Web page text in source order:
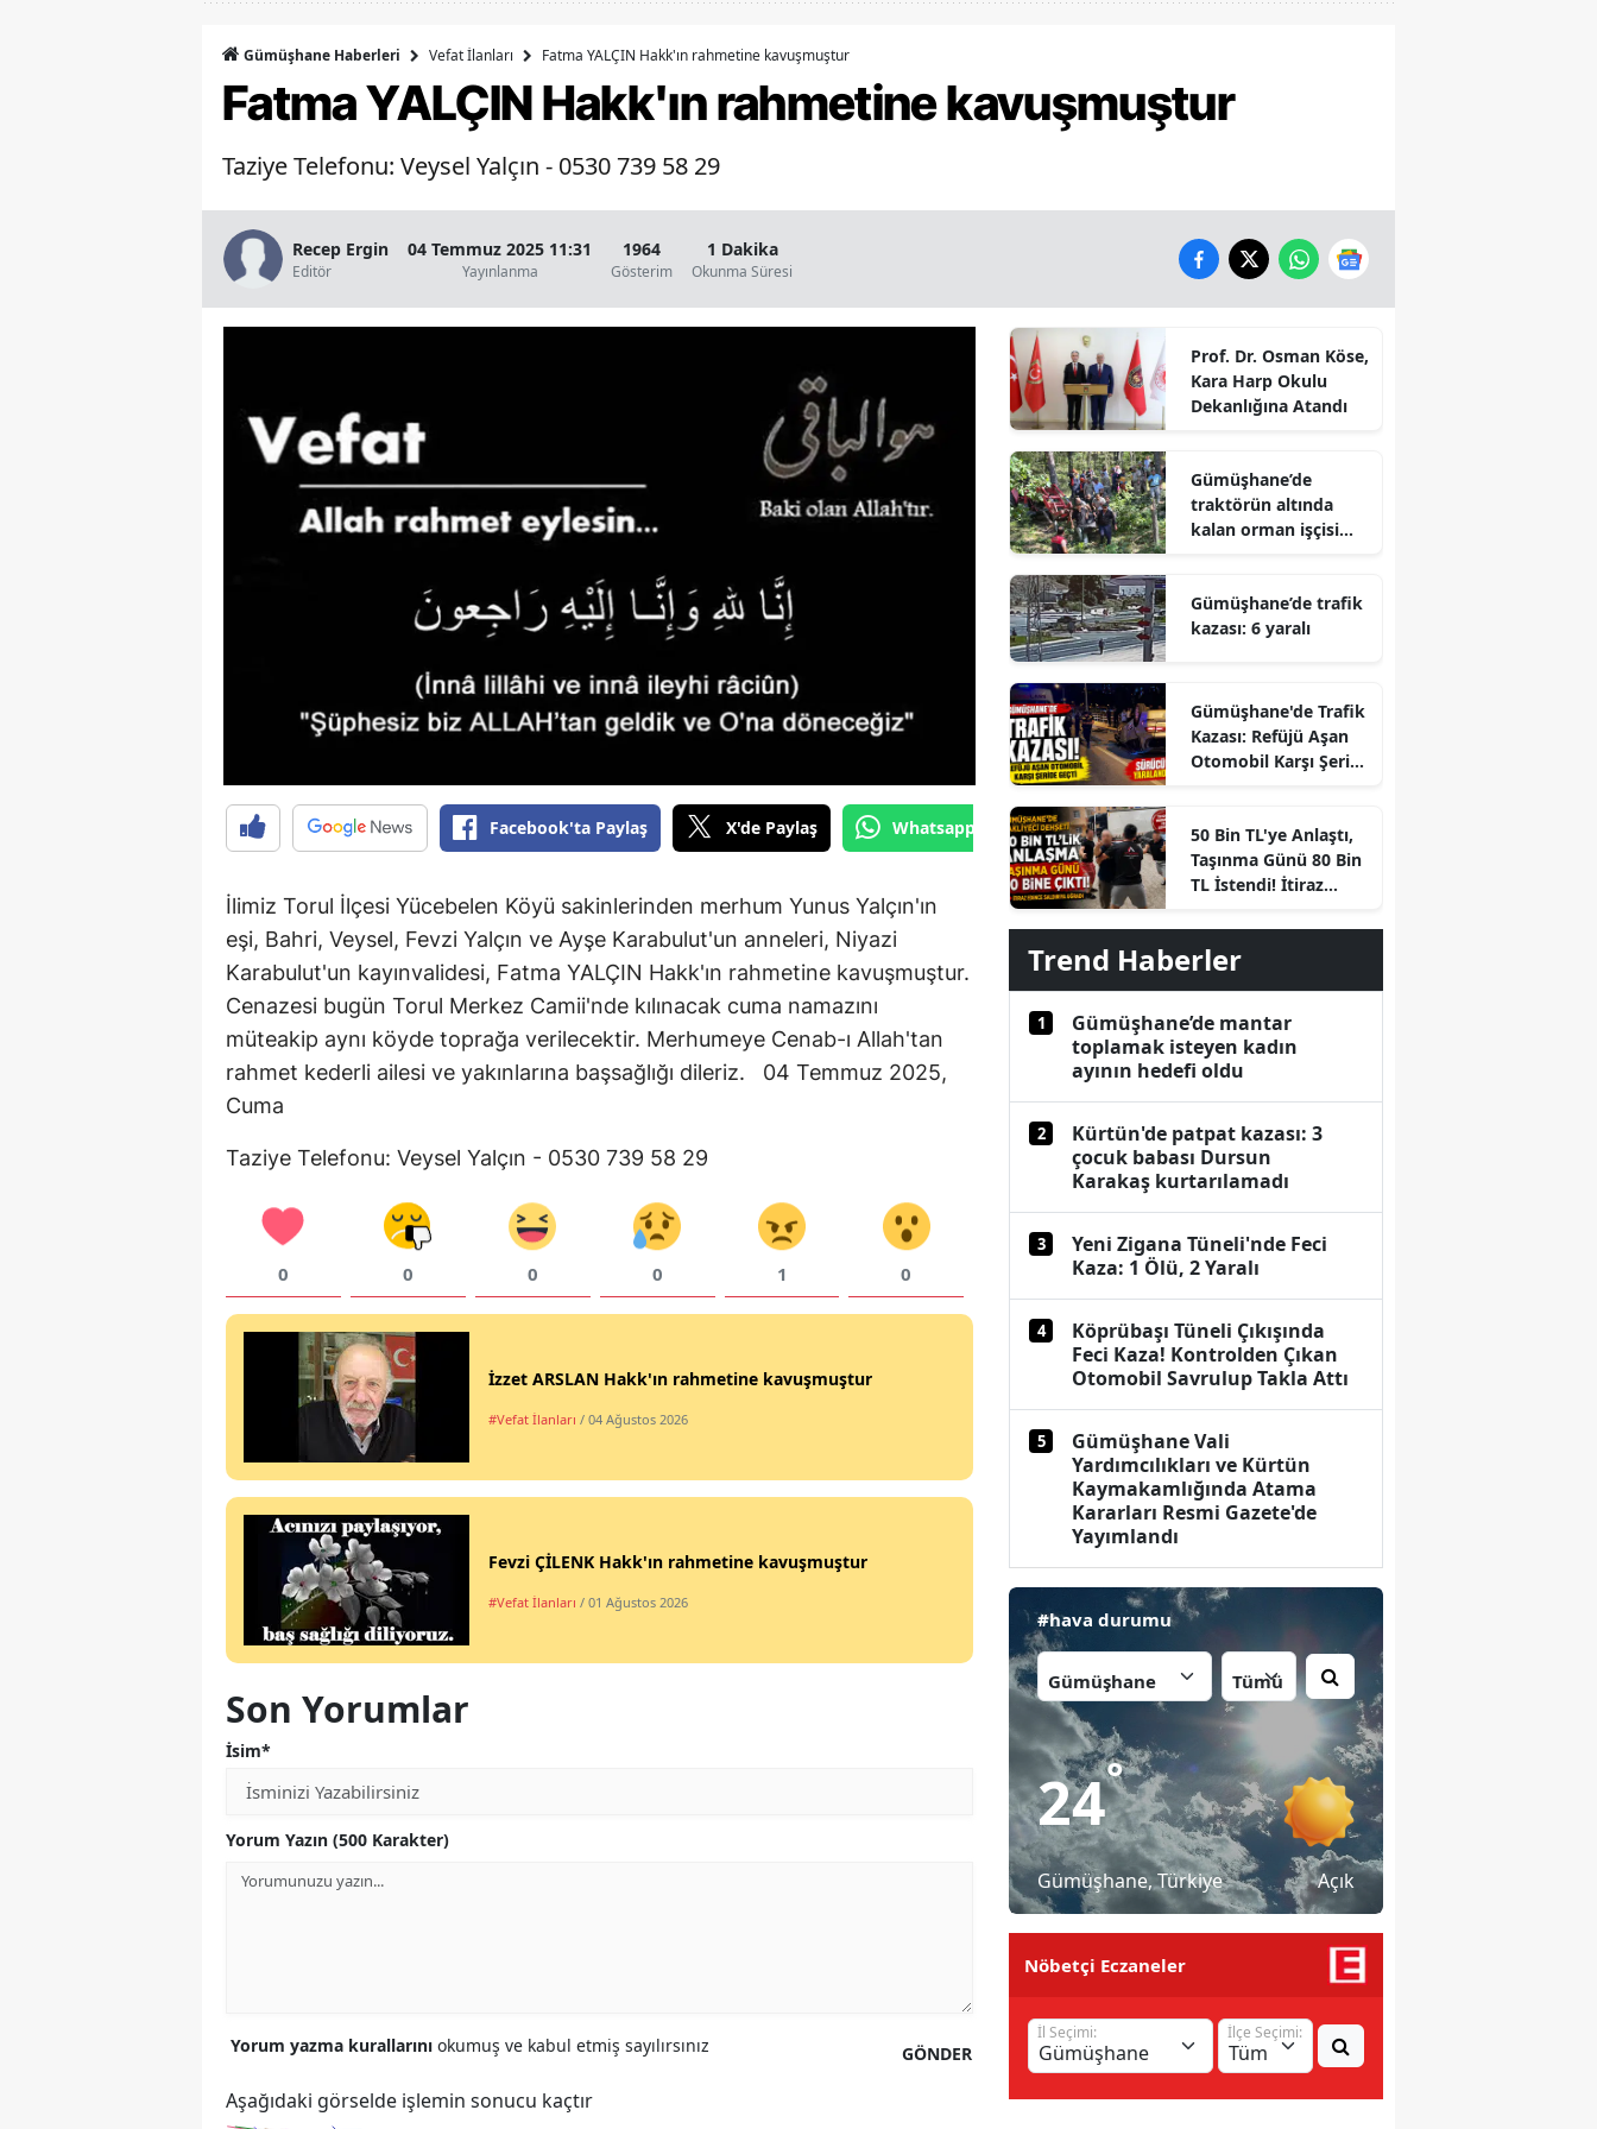
Bitlis
Çorum
Denizli
Diyarbakır
Erzurum
Gaziantep
Giresun
Gümüşhane
Hakkari
Hatay
Isparta
Kars
Kastamonu
Kırklareli
Kocaeli
Gümüşhane Haberleri Vefat İlanları Fatma YALÇIN Hakk'ın rahmetine kavuşmuştur
Fatma YALÇIN Hakk'ın rahmetine kavuşmuştur
Taziye Telefonu: Veysel Yalçın - 0530 739 58 29
Recep Ergin
Editör
04 Temmuz 2025 11:31
Yayınlanma
1964
Gösterim
1 Dakika
Okunma Süresi
Facebook'ta Paylaş X'de Paylaş Whatsapp'tan Gönder
İlimiz Torul İlçesi Yücebelen Köyü sakinlerinden merhum Yunus Yalçın'ın
eşi, Bahri, Veysel, Fevzi Yalçın ve Ayşe Karabulut'un anneleri, Niyazi
Karabulut'un kayınvalidesi, Fatma YALÇIN Hakk'ın rahmetine kavuşmuştur.
Cenazesi bugün Torul Merkez Camii'nde kılınacak cuma namazını
müteakip aynı köyde toprağa verilecektir. Merhumeye Cenab-ı Allah'tan
rahmet kederli ailesi ve yakınlarına başsağlığı dileriz. 04 Temmuz 2025,
Cuma
Taziye Telefonu: Veysel Yalçın - 0530 739 58 29
0 0 0 0 1 0
İzzet ARSLAN Hakk'ın rahmetine kavuşmuştur
#Vefat İlanları / 04 Ağustos 2026
Fevzi ÇİLENK Hakk'ın rahmetine kavuşmuştur
#Vefat İlanları / 01 Ağustos 2026
Son Yorumlar
İsim*
Yorum Yazın (500 Karakter)
GÖNDER
Yorum yazma kurallarını okumuş ve kabul etmiş sayılırsınız
Aşağıdaki görselde işlemin sonucu kaçtır
Prof. Dr. Osman Köse,
Kara Harp Okulu
Dekanlığına Atandı
Gümüşhane’de
traktörün altında
kalan orman işçisi
Gümüşhane’de trafik
kazası: 6 yaralı
Gümüşhane'de Trafik
Kazası: Refüjü Aşan
Otomobil Karşı Şeride
50 Bin TL'ye Anlaştı,
Taşınma Günü 80 Bin
TL İstendi! İtiraz
Trend Haberler
1
Gümüşhane’de mantar
toplamak isteyen kadın
ayının hedefi oldu
2
Kürtün'de patpat kazası: 3
çocuk babası Dursun
Karakaş kurtarılamadı
3
Yeni Zigana Tüneli'nde Feci
Kaza: 1 Ölü, 2 Yaralı
4
Köprübaşı Tüneli Çıkışında
Feci Kaza! Kontrolden Çıkan
Otomobil Savrulup Takla Attı
5
Gümüşhane Vali
Yardımcılıkları ve Kürtün
Kaymakamlığında Atama
Kararları Resmi Gazete'de
Yayımlandı
#hava durumu
24°
Gümüşhane, Türkiye Açık
Nöbetçi Eczaneler
İl Seçimi: İlçe Seçimi: